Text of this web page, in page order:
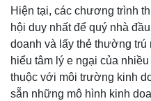
Hiện tại, các chương trình
hội duy nhất để quý nhà
doanh và lấy thẻ thường trú
hiểu tâm lý e ngại của
thuộc với môi trường kinh
sẵn những mô hình kinh